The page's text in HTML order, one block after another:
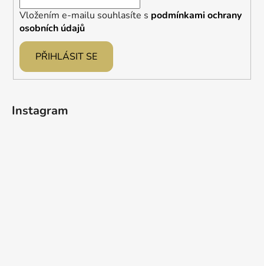
Vložením e-mailu souhlasíte s podmínkami ochrany
osobních údajů
PŘIHLÁSIT SE
Instagram